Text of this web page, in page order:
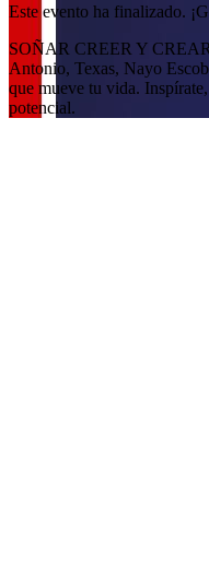
Este evento ha finalizado.
SOÑAR CREER Y CREAR
Antonio, Texas, Nayo
que mueve tu vida.
potencial.